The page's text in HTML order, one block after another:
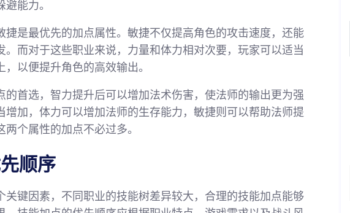
能力。
捷是最优先的加点属性。敏捷不仅提高角色的攻击速度，还能
。而对于这些职业来说，力量和体力相对次要，玩家可以适当
以便提升角色的高效输出。
的首选，智力提升后可以增加法术伤害，使法师的输出更为强
增加，体力可以增加法师的生存能力，敏捷则可以帮助法师提
个属性的加点不必过多。
顺序
关键因素，不同职业的技能树差异较大，合理的技能加点能够